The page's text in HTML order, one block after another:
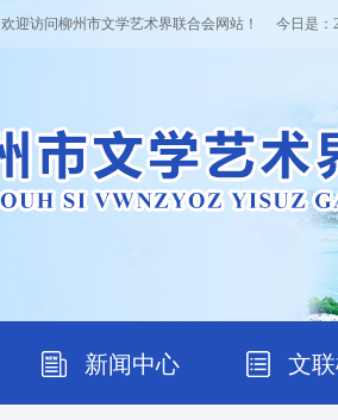
欢迎访问柳州市文学艺术界联合会网站！ 今日是：
新闻中心 文